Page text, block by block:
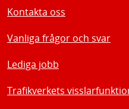
Kontakta oss
Vanliga frågor och svar
Lediga jobb
Trafikverkets